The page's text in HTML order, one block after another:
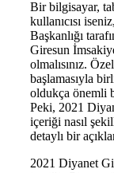
Bir bilgisayar,
kullanıcısı
Başkanlığı
Giresun
olmalısınız.
başlamasıyla
oldukça önemli
Peki, 2021
içeriği nasıl
detaylı bir
2021 Diyanet